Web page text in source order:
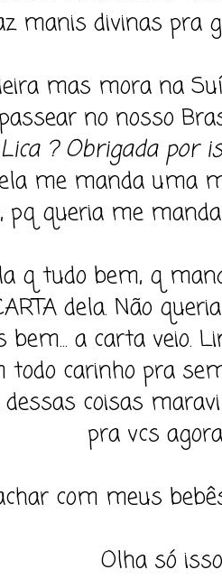
manis divinas pra
mas mora na
no nosso
? Obrigada por
me manda uma
pq queria me
q tudo bem, q
dela. Não
bem... a carta veio.
todo carinho pra
dessas coisas
pra vcs
com meus
Olha só